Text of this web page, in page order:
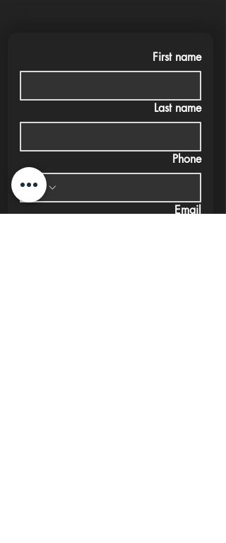
First name
Last name
Phone
Email